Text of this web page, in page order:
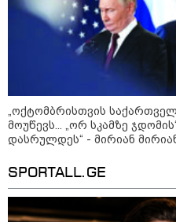
10:52 / 06-08-2026
„ოქტომბრისთვის
მოუწევს... „ორ სკამზე
დასრულდეს“ - მირიან
SPORTALL.GE